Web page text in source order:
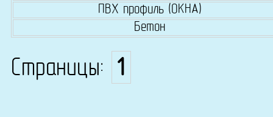
ПВХ профиль (ОКНА)
Бетон
Страницы: 1